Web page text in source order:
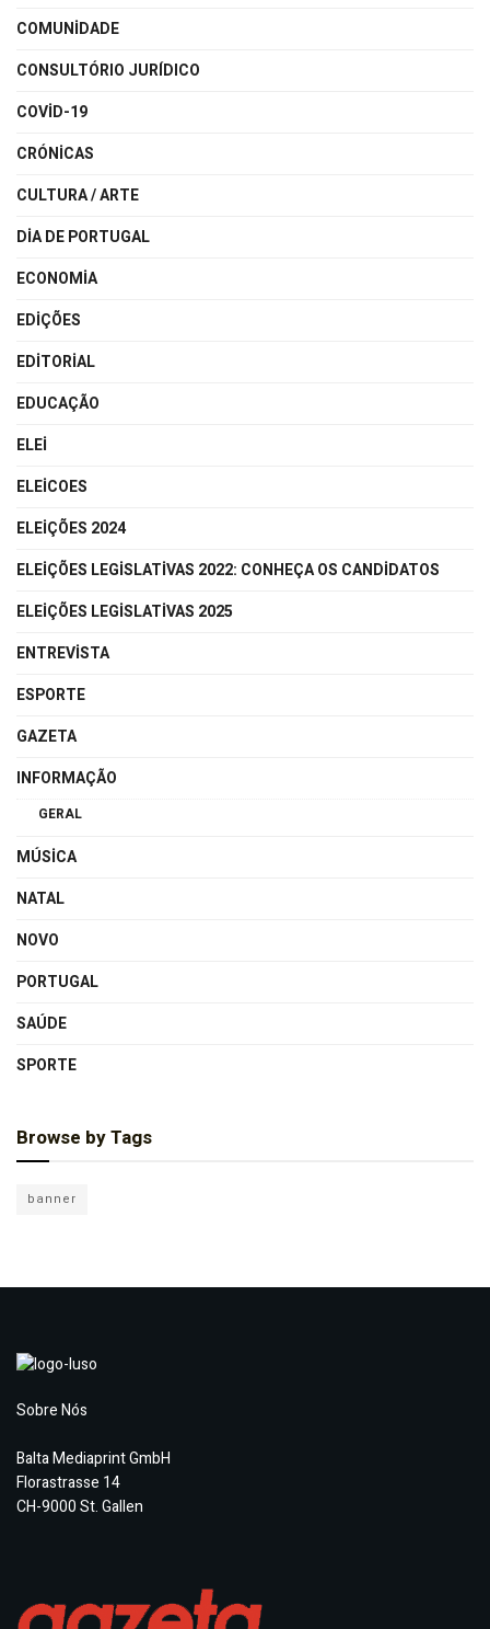
COMUNIDADE
CONSULTÓRIO JURÍDICO
COVID-19
CRÓNICAS
CULTURA / ARTE
DIA DE PORTUGAL
ECONOMIA
EDIÇÕES
EDITORIAL
EDUCAÇÃO
ELEI
ELEICOES
ELEIÇÕES 2024
ELEIÇÕES LEGISLATIVAS 2022: CONHEÇA OS CANDIDATOS
ELEIÇÕES LEGISLATIVAS 2025
ENTREVISTA
ESPORTE
GAZETA
INFORMAÇÃO
GERAL
MÚSICA
NATAL
NOVO
PORTUGAL
SAÚDE
SPORTE
Browse by Tags
banner
Sobre Nós
Balta Mediaprint GmbH
Florastrasse 14
CH-9000 St. Gallen